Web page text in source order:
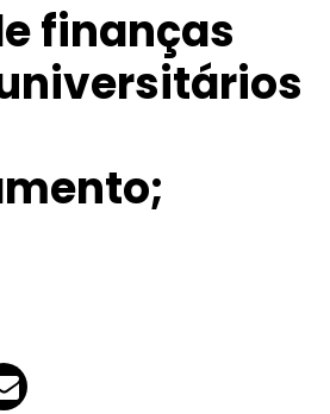
finanças